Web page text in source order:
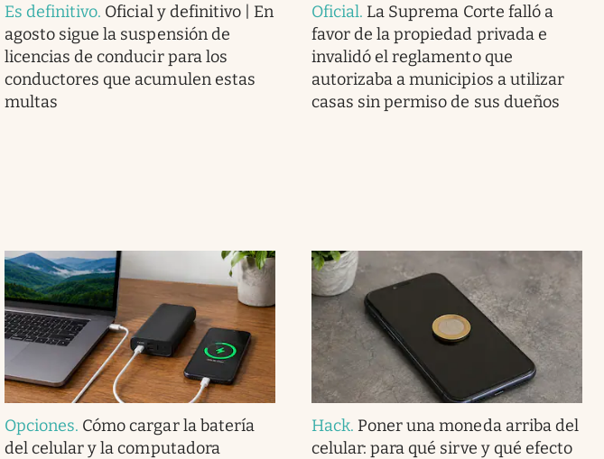
Es definitivo. Oficial y definitivo | En
agosto sigue la suspensión de
licencias de conducir para los
conductores que acumulen estas
multas
Oficial. La Suprema Corte falló a
favor de la propiedad privada e
invalidó el reglamento que
autorizaba a municipios a utilizar
casas sin permiso de sus dueños
Opciones. Cómo cargar la batería
del celular y la computadora
Hack. Poner una moneda arriba del
celular: para qué sirve y qué efecto